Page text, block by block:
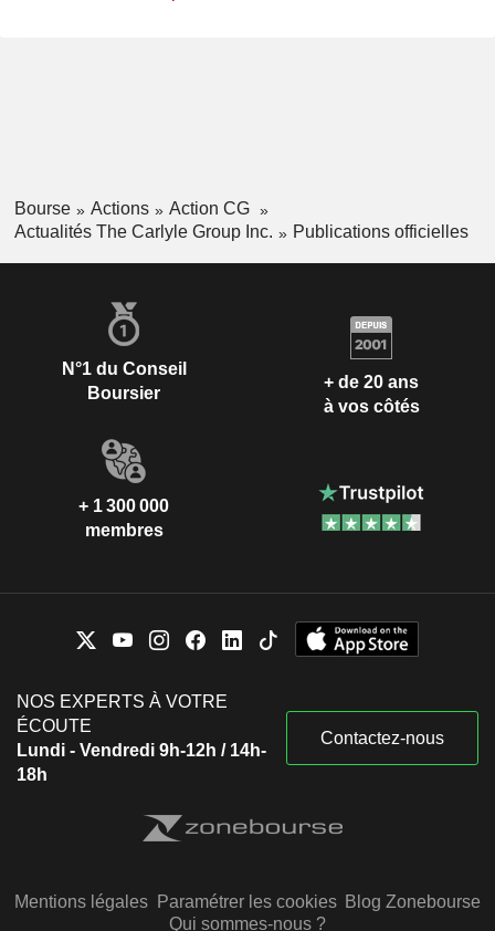
Bourse Actions
Action CG
Actualités The Carlyle Group Inc.
Publications officielles
N°1 du Conseil
Boursier
+ de 20 ans
à vos côtés
+ 1 300 000
membres
NOS EXPERTS À VOTRE
ÉCOUTE
Lundi - Vendredi 9h-12h / 14h-
18h
Contactez-nous
Mentions légales Paramétrer les cookies Blog Zonebourse
Qui sommes-nous ?